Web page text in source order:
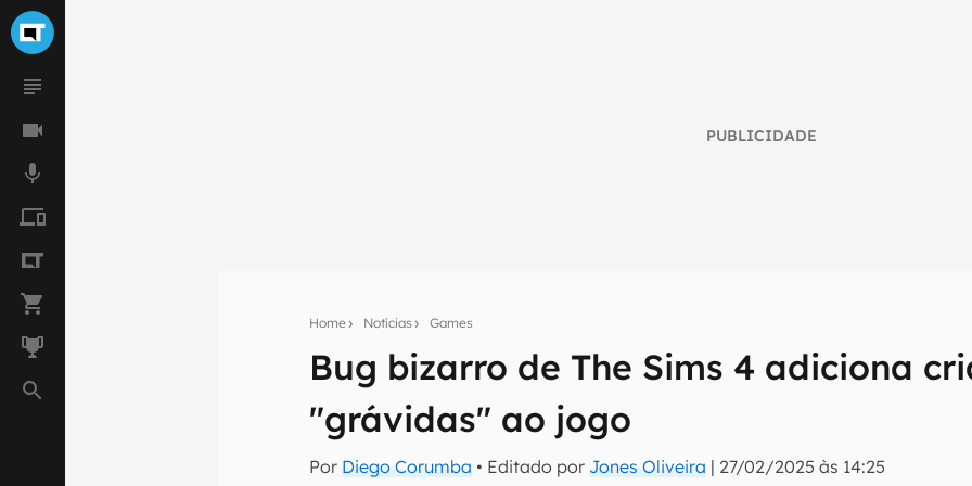
PUBLICIDADE
Home Notícias Games
Bug bizarro de The Sims 4 adiciona
"grávidas" ao jogo
Por Diego Corumba • Editado por Jones Oliveira | 27/02/2025 às 14:25
Seu resumo inteligente do mundo tech!
Assine a newsletter do Canaltech e receba notícias e reviews sobre tecnologia
mão.
E-mail